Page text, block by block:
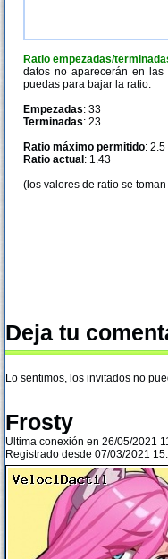
Ratio empezadas/
datos no aparecerán en las
puedas para bajar la ratio.
Empezadas: 33
Terminadas: 23
Ratio máximo permitido: 2.5
Ratio actual : 1.43
(los valores de ratio se
Deja tu
Lo sentimos, los invitados no
Frosty
Ultima conexión en 26/05/2021
Registrado desde 07/03/2021